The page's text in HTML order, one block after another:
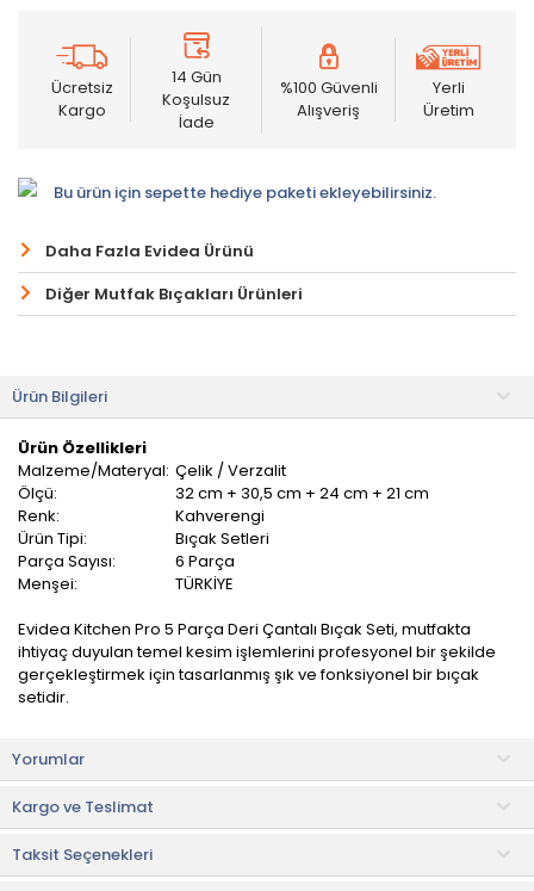
Ücretsiz
Kargo
14 Gün
Koşulsuz
İade
%100 Güvenli
Alışveriş
Yerli
Üretim
Bu ürün için sepette hediye paketi ekleyebilirsiniz.
Daha Fazla Evidea Ürünü
Diğer Mutfak Bıçakları Ürünleri
Ürün Bilgileri
Ürün Özellikleri
Malzeme/Materyal: Çelik / Verzalit
Ölçü:
32 cm + 30,5 cm + 24 cm + 21 cm
Renk:
Kahverengi
Ürün Tipi:
Bıçak Setleri
Parça Sayısı:
6 Parça
Menşei:
TÜRKİYE
Evidea Kitchen Pro 5 Parça Deri Çantalı Bıçak Seti, mutfakta
ihtiyaç duyulan temel kesim işlemlerini profesyonel bir şekilde
gerçekleştirmek için tasarlanmış şık ve fonksiyonel bir bıçak
setidir.
hazırlıklarını daha pratik hale getirirken özel deri taşıma çantası
sayesinde düzenli saklama ve kolay taşıma imkânı sunar. Hem
ev kullanıcıları hem de mutfakta düzen ve şıklık arayanlar için
ideal bir seçenektir.
Dayanıklı paslanmaz çelik bıçakları sayesinde uzun süre
Yorumlar
Kargo ve Teslimat
Taksit Seçenekleri